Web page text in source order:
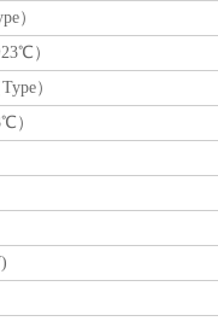
）
）
）
）